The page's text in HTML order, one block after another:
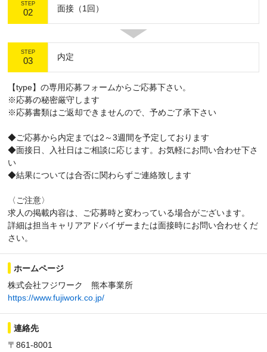
STEP
02 面接（1回）
STEP
03 内定
【type】の専用応募フォームからご応募下さい。
※応募の秘密厳守します
※応募書類はご返却できませんので、予めご了承下さい
◆ご応募から内定までは2～3週間を予定しております
◆面接日、入社日はご相談に応じます。お気軽にお問い合わせ下さ
い
◆結果については合否に関わらずご連絡致します
〈ご注意〉
求人の掲載内容は、ご応募時と変わっている場合がございます。
詳細は担当キャリアアドバイザーまたは面接時にお問い合わせくだ
さい。
ホームページ
株式会社フジワーク 熊本事業所
https://www.fujiwork.co.jp/
連絡先
〒861-8001